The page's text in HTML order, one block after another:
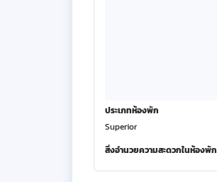
ประเภทห้องพัก
Superior
สิ่งอำนวยความสะดวกในห้องพัก